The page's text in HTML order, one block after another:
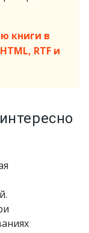
книги в
RTF и